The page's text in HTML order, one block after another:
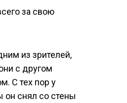
за свою
из зрителей,
с другом
С тех пор у
он снял со стены